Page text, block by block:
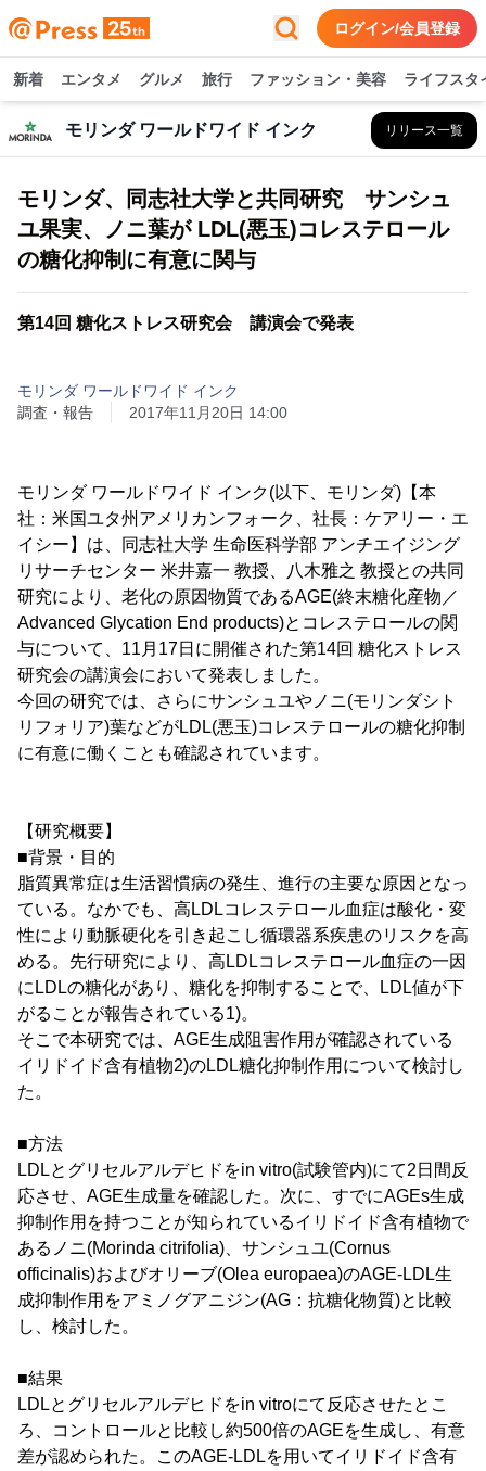
ログイン/会員登録
新着 エンタメ グルメ 旅行 ファッション・美容 ライフスタ
モリンダ ワールドワイド インク リリース一覧
モリンダ、同志社大学と共同研究 サンシュ
ユ果実、ノニ葉が LDL(悪玉)コレステロール
の糖化抑制に有意に関与
第14回 糖化ストレス研究会 講演会で発表
モリンダ ワールドワイド インク
調査・報告
2017年11月20日 14:00
モリンダ ワールドワイド インク(以下、モリンダ)【本
社：米国ユタ州アメリカンフォーク、社長：ケアリー・エ
イシー】は、同志社大学 生命医科学部 アンチエイジング
リサーチセンター 米井嘉一 教授、八木雅之 教授との共同
研究により、老化の原因物質であるAGE(終末糖化産物／
Advanced Glycation End products)とコレステロールの関
与について、11月17日に開催された第14回 糖化ストレス
研究会の講演会において発表しました。
今回の研究では、さらにサンシュユやノニ(モリンダシト
リフォリア)葉などがLDL(悪玉)コレステロールの糖化抑制
に有意に働くことも確認されています。
【研究概要】
■背景・目的
脂質異常症は生活習慣病の発生、進行の主要な原因となっ
ている。なかでも、高LDLコレステロール血症は酸化・変
性により動脈硬化を引き起こし循環器系疾患のリスクを高
める。先行研究により、高LDLコレステロール血症の一因
にLDLの糖化があり、糖化を抑制することで、LDL値が下
がることが報告されている1)。
そこで本研究では、AGE生成阻害作用が確認されている
イリドイド含有植物2)のLDL糖化抑制作用について検討し
た。
■方法
LDLとグリセルアルデヒドをin vitro(試験管内)にて2日間反
応させ、AGE生成量を確認した。次に、すでにAGEs生成
抑制作用を持つことが知られているイリドイド含有植物で
あるノニ(Morinda citrifolia)、サンシュユ(Cornus
officinalis)およびオリーブ(Olea europaea)のAGE-LDL生
成抑制作用をアミノグアニジン(AG：抗糖化物質)と比較
し、検討した。
■結果
LDLとグリセルアルデヒドをin vitroにて反応させたとこ
ろ、コントロールと比較し約500倍のAGEを生成し、有意
差が認められた。このAGE-LDLを用いてイリドイド含有